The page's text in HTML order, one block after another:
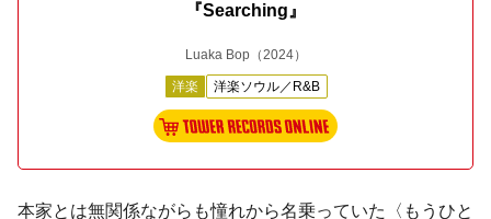
『Searching』
Luaka Bop（2024）
洋楽 洋楽ソウル／R&B
本家とは無関係ながらも憧れから名乗っていた〈もうひと